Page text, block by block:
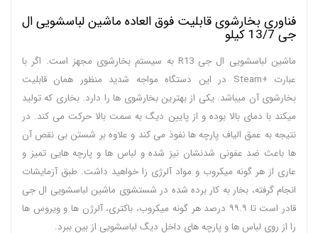
فناوری بخارشوی قابلیت فوق العاده ماشین لباسشویی ال
جی 13/7 کیلو
ماشین لباسشویی ال جی R13 به سیستم بخارشوی مجهز است. اگر با
عبارت +Steam در این دستگاه مواجه شدید منظور همان قابلیت
بخارشوی آن میباشد. یکی از بهترین بخارشوی ها را دارد. بخاری که تولید
میکند با دمای بالا بوده و از پایین دیگ به سمت بالا حرکت می کند. در
نتیجه به عمق الیاف پارچه ها نفوذ می کند و علاوه بر شستن بی نقص آن
ها باعث ضد عفونی شدنشان نیز شده و لباس ها و پارچه هایی تمیز و
عاری از هر گونه میکروب و مواد آلرژی زا خواهید داشت. طبق آزمایشات
انجام گرفته، بخار به کار برده شده در شستشوی ماشین لباسشویی ال جی
قادر است تا ۹۹.۹ درصد هر گونه میکروب، باکتری، آلرژن ها و ویروس ها
را از روی لباس ها و پارچه های داخل دیگ لباسشویی از بین ببرد.